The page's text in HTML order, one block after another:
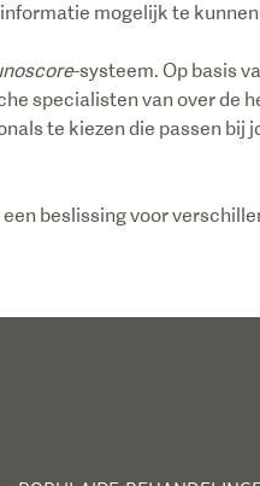
mogelijk te
-systeem. Op basis
specialisten van over de
te kiezen die passen bij
beslissing voor